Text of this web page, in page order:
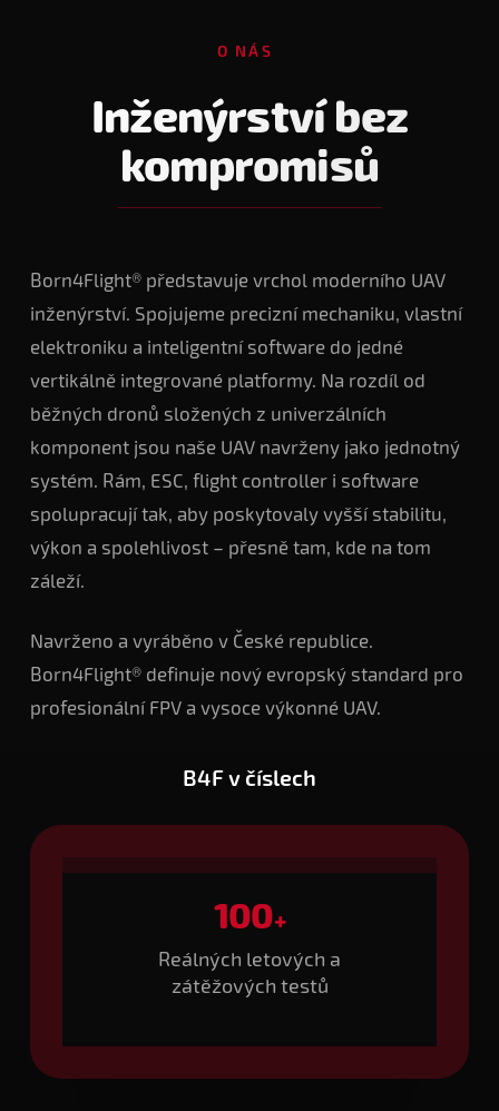
O NÁS
Inženýrství bez
kompromisů
Born4Flight® představuje vrchol moderního UAV
inženýrství. Spojujeme precizní mechaniku, vlastní
elektroniku a inteligentní software do jedné
vertikálně integrované platformy. Na rozdíl od
běžných dronů složených z univerzálních
komponent jsou naše UAV navrženy jako jednotný
systém. Rám, ESC, flight controller i software
spolupracují tak, aby poskytovaly vyšší stabilitu,
výkon a spolehlivost – přesně tam, kde na tom
záleží.
Navrženo a vyráběno v České republice.
Born4Flight® definuje nový evropský standard pro
profesionální FPV a vysoce výkonné UAV.
B4F v číslech
100+
Reálných letových a
zátěžových testů